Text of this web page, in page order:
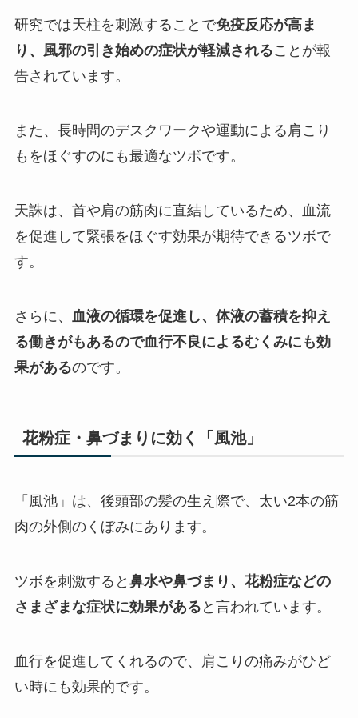
研究では天柱を刺激することで免疫反応が高ま
り、風邪の引き始めの症状が軽減されることが報
告されています。
また、長時間のデスクワークや運動による肩こり
もをほぐすのにも最適なツボです。
天誅は、首や肩の筋肉に直結しているため、血流
を促進して緊張をほぐす効果が期待できるツボで
す。
さらに、
血液の循環を促進し、体液の蓄積を抑え
る働きがもあるので血行不良によるむくみにも効
果があるのです。
花粉症・鼻づまりに効く「風池」
「風池」は、後頭部の髪の生え際で、太い2本の筋
肉の外側のくぼみにあります。
ツボを刺激すると 鼻水や鼻づまり、花粉症などの
さまざまな症状に効果がある と言われています。
血行を促進してくれるので、肩こりの痛みがひど
い時にも効果的です。